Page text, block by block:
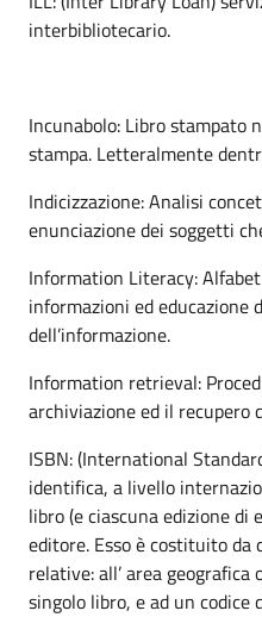
interbibliotecario.
Incunabolo: Libro stampato
stampa. Letteralmente
Indicizzazione: Analisi
enunciazione dei soggetti
Information Literacy:
informazioni ed educazione
dell’informazione.
Information retrieval:
archiviazione ed il recupero
ISBN: (International
identifica, a livello
libro (e ciascuna edizione di
editore. Esso è costituito
relative: all’ area geografica
singolo libro, e ad un codice